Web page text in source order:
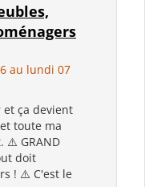
au lundi 07
ça devient
toute ma
⚠️ GRAND
doit
! ⚠️ C'est le